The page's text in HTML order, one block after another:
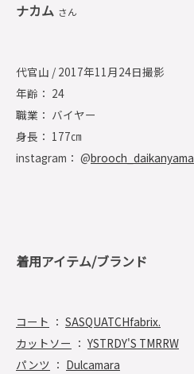
ナカム さん
代官山 / 2017年11月24日撮影
年齢： 24
職業： バイヤー
身長： 177㎝
instagram： @brooch_daikanyama
着用アイテム/ブランド
コート ： SASQUATCHfabrix.
カットソー ： YSTRDY'S TMRRW
パンツ ： Dulcamara